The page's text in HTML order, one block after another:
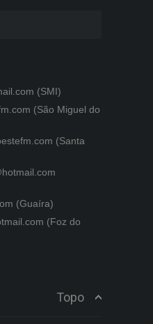
(SMI)
(São Miguel do
(Santa
(Guaíra)
(Foz do
Topo